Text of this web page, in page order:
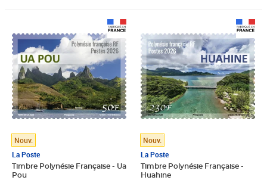
Nouv.
La Poste
Timbre Polynésie Française - Ua
Pou
Nouv.
La Poste
Timbre Polynésie Française -
Huahine